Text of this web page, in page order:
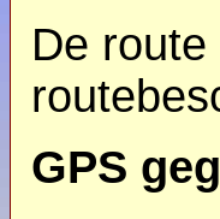
De
GPS